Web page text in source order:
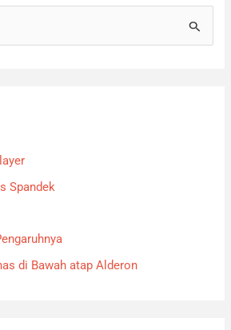
Spandek
di Bawah atap Alderon